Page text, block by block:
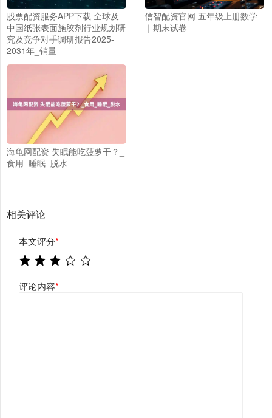
股票配资服务APP下载 全球及
中国纸张表面施胶剂行业规划研
究及竞争对手调研报告2025-
2031年_销量
信智配资官网 五年级上册数学
｜期末试卷
海龟网配资 失眠能吃菠萝干？_
食用_睡眠_脱水
相关评论
本文评分*
评论内容*